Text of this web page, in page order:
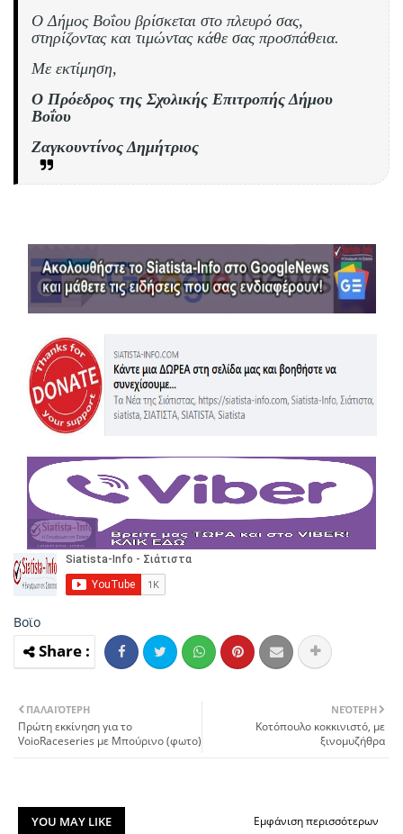
Ο Δήμος Βοΐου βρίσκεται στο πλευρό σας,
στηρίζοντας και τιμώντας κάθε σας προσπάθεια.
Με εκτίμηση,
Ο Πρόεδρος της Σχολικής Επιτροπής Δήμου
Βοΐου
Ζαγκουντίνος Δημήτριος
Βοϊο
ΝΕΌΤΕΡΗ
Κοτόπουλο κοκκινιστό, με
ξινομυζήθρα
ΠΑΛΑΙΌΤΕΡΗ
Πρώτη εκκίνηση για το
VoioRaceseries με Μπούρινο (φωτο)
YOU MAY LIKE Εμφάνιση περισσότερων